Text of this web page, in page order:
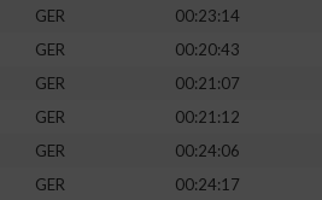
GER
00:23:14
GER 00:20:43
GER
00:21:07
GER
00:21:12
GER
00:24:06
GER
00:24:17